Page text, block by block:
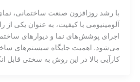
با رشد روزافزون صنعت ساختمانی،
آلومینیومی با کیفیت، به عنوان یکی
اجرای پوشش‌های نما و دیوارهای
می‌شود. اهمیت جایگاه سیستم‌های
کارآیی بالا در این روش به سختی قابل